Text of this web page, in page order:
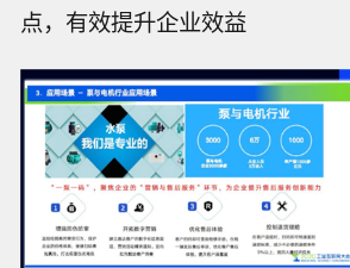
点，有效提升企业效益